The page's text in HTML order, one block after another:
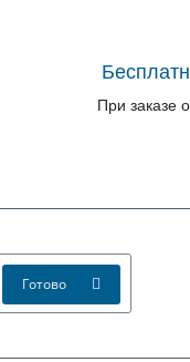
При заказе
Готово